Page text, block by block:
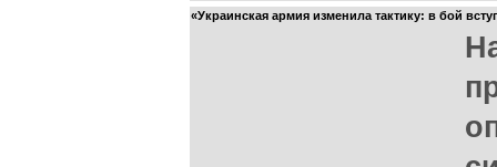
«Украинская армия изменила тактику: в бой